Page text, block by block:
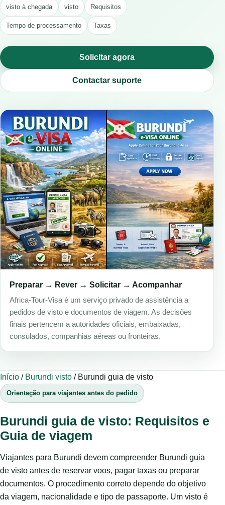
visto à chegada visto Requisitos
Tempo de processamento Taxas
Solicitar agora
Contactar suporte
Preparar → Rever → Solicitar → Acompanhar
Africa-Tour-Visa é um serviço privado de assistência a
pedidos de visto e documentos de viagem. As decisões
finais pertencem a autoridades oficiais, embaixadas,
consulados, companhias aéreas ou fronteiras.
Início / Burundi visto / Burundi guia de visto
Orientação para viajantes antes do pedido
Burundi guia de visto: Requisitos e
Guia de viagem
Viajantes para Burundi devem compreender Burundi guia
de visto antes de reservar voos, pagar taxas ou preparar
documentos. O procedimento correto depende do objetivo
da viagem, nacionalidade e tipo de passaporte. Um visto é